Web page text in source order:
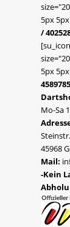
5px
/
5px
4589785
Mo-Sa
45968
Mail:
-Kein